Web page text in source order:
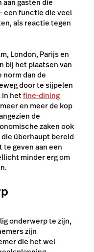
gasten die
een functie die veel
als reactie tegen
London, Parijs en
bij het plaatsen van
dan de
door te sijpelen
in hetfine-dining
en meer de kop
de
zaken ook
überhaupt bereid
te geven aan een
minder erg om
onderwerp te zijn,
zijn
die het wel